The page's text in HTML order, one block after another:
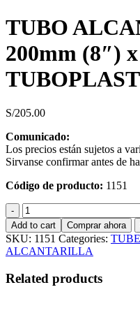
TUBO
200mm (8″)
TUBOPLAST
S/205.00
Comunicado:
Los precios están sujetos a
Sirvanse confirmar antes de
Código de producto: 1151
TUBO
ALCANTARILLA
200mm
(8")
x
6mt
4435
Add to cart Comprar ahora
SKU: 1151 Categories:
ALCANTARILLA
Related products